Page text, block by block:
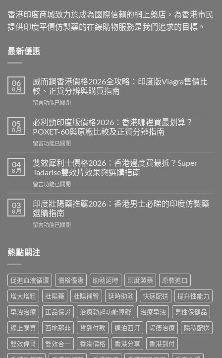
香港印度商城致力於成為國際信賴的網上藥店，為香港市民
提供印度平價仿製藥的在線購物服務是我們追求的目標。
最新優惠
06
8 月
威而鋼香港價格2026全攻略：印度版Viagra售價比
較、正貨分辨與購買指南
在
而
鋼
香
港
格
2026
攻
印
度
Viagra
比
貨
分
辨
與
購
買
指
南〉
中
留言功能已關閉
05
8 月
必利勁印度版價格2026：香港哪裡買最划算？
POXET-60與原廠比較及正貨分辨指南
在
利
勁
印
度
價
格
2026：
香
裡
划
算？
POXET-
60
與
原
廠
比
較
及
留言功能已關閉
04
8 月
雙效犀利士價格2026：香港邊度買最抵？Super
Tadarise雙效片效果與選購指南
在
效
犀
利
士
2026：
邊
度
買
最
抵？
Super
Tadarise
雙
效
片
留言功能已關閉
03
8 月
印度壯陽藥推薦2026：香港男士必睇的印度仿製藥
選購指南
在
壯
陽
推
薦
2026：
香
港
男
士
必
睇
的
留言功能已關閉
熱點關注
促進血液循環 價格優惠 助勃延時 印度製藥
原裝進口
增大增粗
壯陽藥 壯陽補腎 延時助勃 快速配送
提升性能力
早洩治療
正品保證 治療勃起功能障礙 治療早洩
男性保健品
線上購買
西地那非 貨到付款 達泊西汀 陽痿治療
隱私配送
雙效偉哥
雙效合一 香港價格 香港分享
香港到付